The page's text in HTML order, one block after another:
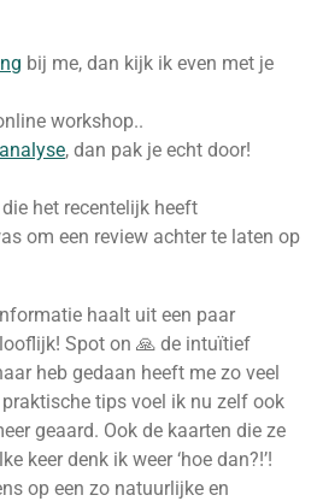
bij me, dan kijk ik even met je
workshop..
, dan pak je echt door!
het recentelijk heeft
om een review achter te laten op
haalt uit een paar
Spot on 🙏 de intuïtief
heb gedaan heeft me zo veel
tips voel ik nu zelf ook
geaard. Ook de kaarten die ze
keer denk ik weer ‘hoe dan?!’!
op een zo natuurlijke en